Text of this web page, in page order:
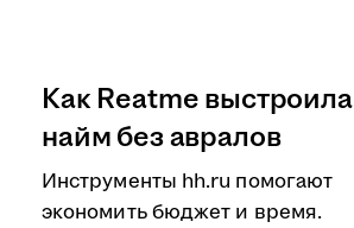
Как Reatme выстроила
найм без авралов
Инструменты hh.ru помогают
экономить бюджет и время.